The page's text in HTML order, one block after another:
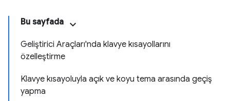
Bu sayfada
Geliştirici Araçları'nda klavye kısayollarını
özelleştirme
Klavye kısayoluyla açık ve koyu tema arasında geçiş
yapma